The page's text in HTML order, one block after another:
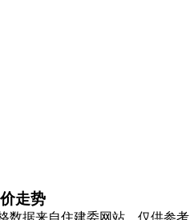
走势
数据来自住建委网站，仅供参考